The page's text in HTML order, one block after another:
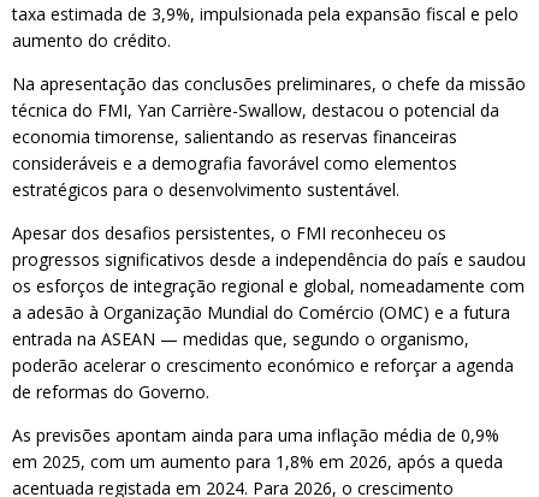
taxa estimada de 3,9%, impulsionada pela expansão fiscal e pelo
aumento do crédito.
Na apresentação das conclusões preliminares, o chefe da missão
técnica do FMI, Yan Carrière-Swallow, destacou o potencial da
economia timorense, salientando as reservas financeiras
consideráveis e a demografia favorável como elementos
estratégicos para o desenvolvimento sustentável.
Apesar dos desafios persistentes, o FMI reconheceu os
progressos significativos desde a independência do país e saudou
os esforços de integração regional e global, nomeadamente com
a adesão à Organização Mundial do Comércio (OMC) e a futura
entrada na ASEAN — medidas que, segundo o organismo,
poderão acelerar o crescimento económico e reforçar a agenda
de reformas do Governo.
As previsões apontam ainda para uma inflação média de 0,9%
em 2025, com um aumento para 1,8% em 2026, após a queda
acentuada registada em 2024. Para 2026, o crescimento